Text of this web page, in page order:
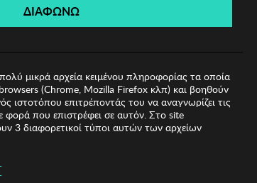
ΔΙΑΦΩΝΩ
μικρά αρχεία κειμένου πληροφορίας τα οποία
(Chrome, Mozilla Firefox κλπ) και βοηθούν
ιστοτόπου επιτρέποντάς του να αναγνωρίζει τις
φορά που επιστρέφει σε αυτόν. Στο site
3 διαφορετικοί τύποι αυτών των αρχείων